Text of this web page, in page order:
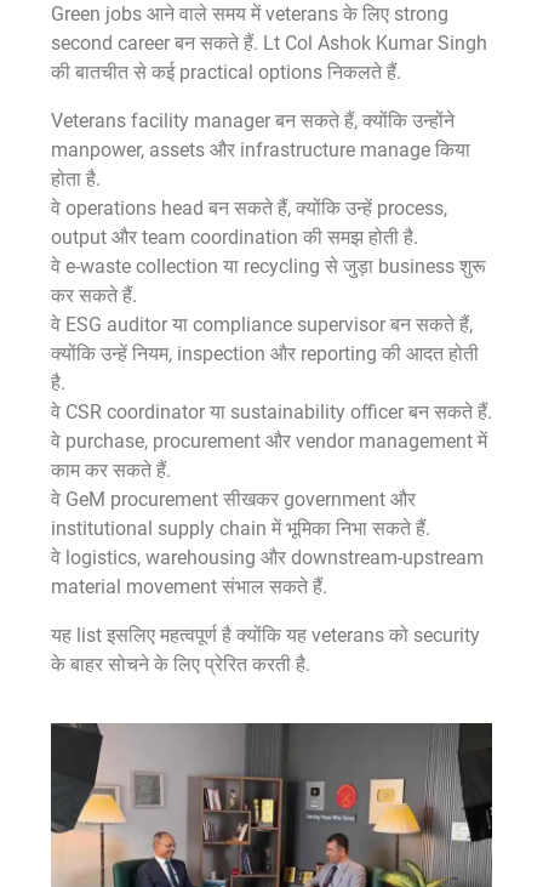
Green jobs आने वाले समय में veterans के लिए strong
second career बन सकते हैं. Lt Col Ashok Kumar Singh
की बातचीत से कई practical options निकलते हैं.
Veterans facility manager बन सकते हैं, क्योंकि उन्होंने
manpower, assets और infrastructure manage किया
होता है.
वे operations head बन सकते हैं, क्योंकि उन्हें process,
output और team coordination की समझ होती है.
वे e-waste collection या recycling से जुड़ा business शुरू
कर सकते हैं.
वे ESG auditor या compliance supervisor बन सकते हैं,
क्योंकि उन्हें नियम, inspection और reporting की आदत होती
है.
वे CSR coordinator या sustainability officer बन सकते हैं.
वे purchase, procurement और vendor management में
काम कर सकते हैं.
वे GeM procurement सीखकर government और
institutional supply chain में भूमिका निभा सकते हैं.
वे logistics, warehousing और downstream-upstream
material movement संभाल सकते हैं.
यह list इसलिए महत्वपूर्ण है क्योंकि यह veterans को security
के बाहर सोचने के लिए प्रेरित करती है.